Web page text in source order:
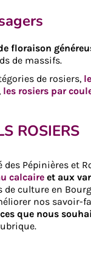
floraison
de massifs.
de rosiers,
, les rosiers par
ROSIERS
des Pépinières et
calcaire et aux
de culture en
nos savoir-
que nous